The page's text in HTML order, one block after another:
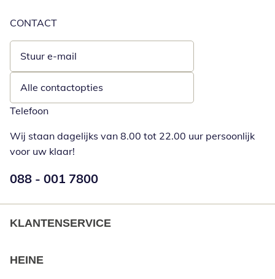
CONTACT
Stuur e-mail
Opent e-mailclient
Alle contactopties
Telefoon
Wij staan dagelijks van 8.00 tot 22.00 uur persoonlijk
voor uw klaar!
Telefoonnummer:
088 - 001 7800
KLANTENSERVICE
HEINE